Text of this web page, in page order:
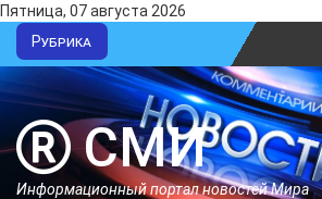
Пятница, 07 августа 2026
Рубрика
СМИ
Информационный портал новостей Мира